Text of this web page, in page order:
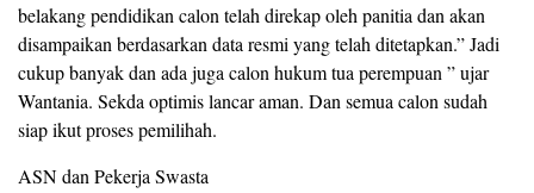
belakang pendidikan calon telah direkap oleh panitia dan akan
disampaikan berdasarkan data resmi yang telah ditetapkan.” Jadi
cukup banyak dan ada juga calon hukum tua perempuan ” ujar
Wantania. Sekda optimis lancar aman. Dan semua calon sudah
siap ikut proses pemilihah.
ASN dan Pekerja Swasta